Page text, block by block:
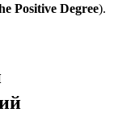
Positive Degree).